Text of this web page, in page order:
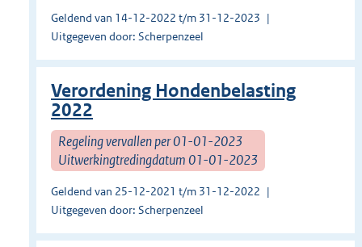
Geldend van 14-12-2022 t/m 31-12-2023
Uitgegeven door: Scherpenzeel
Verordening Hondenbelasting
2022
Regeling vervallen per 01-01-2023
Uitwerkingtredingdatum 01-01-2023
Geldend van 25-12-2021 t/m 31-12-2022
Uitgegeven door: Scherpenzeel